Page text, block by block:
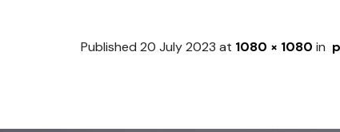
Published 20 July 2023 at 1080 × 1080 in